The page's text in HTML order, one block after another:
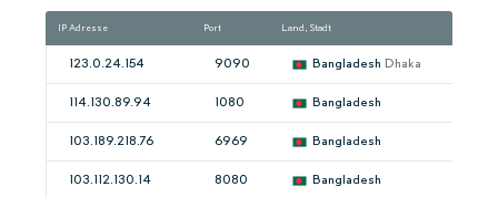
IP Adresse Port Land, Stadt
123.0.24.154 9090 Bangladesh Dhaka
114.130.89.94 1080 Bangladesh
103.189.218.76 6969 Bangladesh
103.112.130.14 8080 Bangladesh